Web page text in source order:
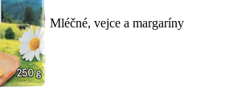
Mléčné, vejce a margaríny